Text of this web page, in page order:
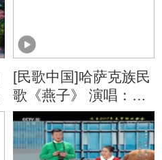
[民歌中国]哈萨克族民
歌《燕子》 演唱：塔
斯肯 钢琴：张日妮 大
提琴：赵云鹏